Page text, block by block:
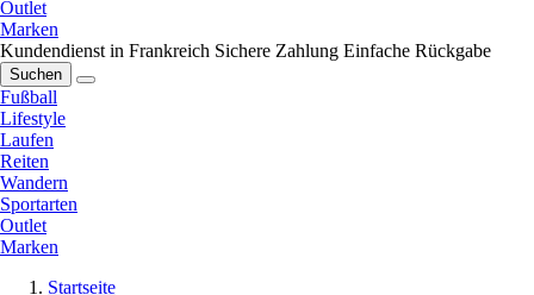
Outlet
Marken
Kundendienst in Frankreich Sichere Zahlung Einfache Rückgabe
Suchen
Fußball
Lifestyle
Laufen
Reiten
Wandern
Sportarten
Outlet
Marken
Startseite